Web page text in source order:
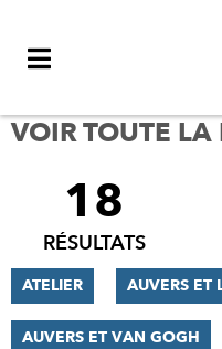
VOIR TOUTE
FILTRER
RÉSULTATS
18
RÉSULTATS
ATELIER AUVERS ET
AUVERS ET VAN GOGH